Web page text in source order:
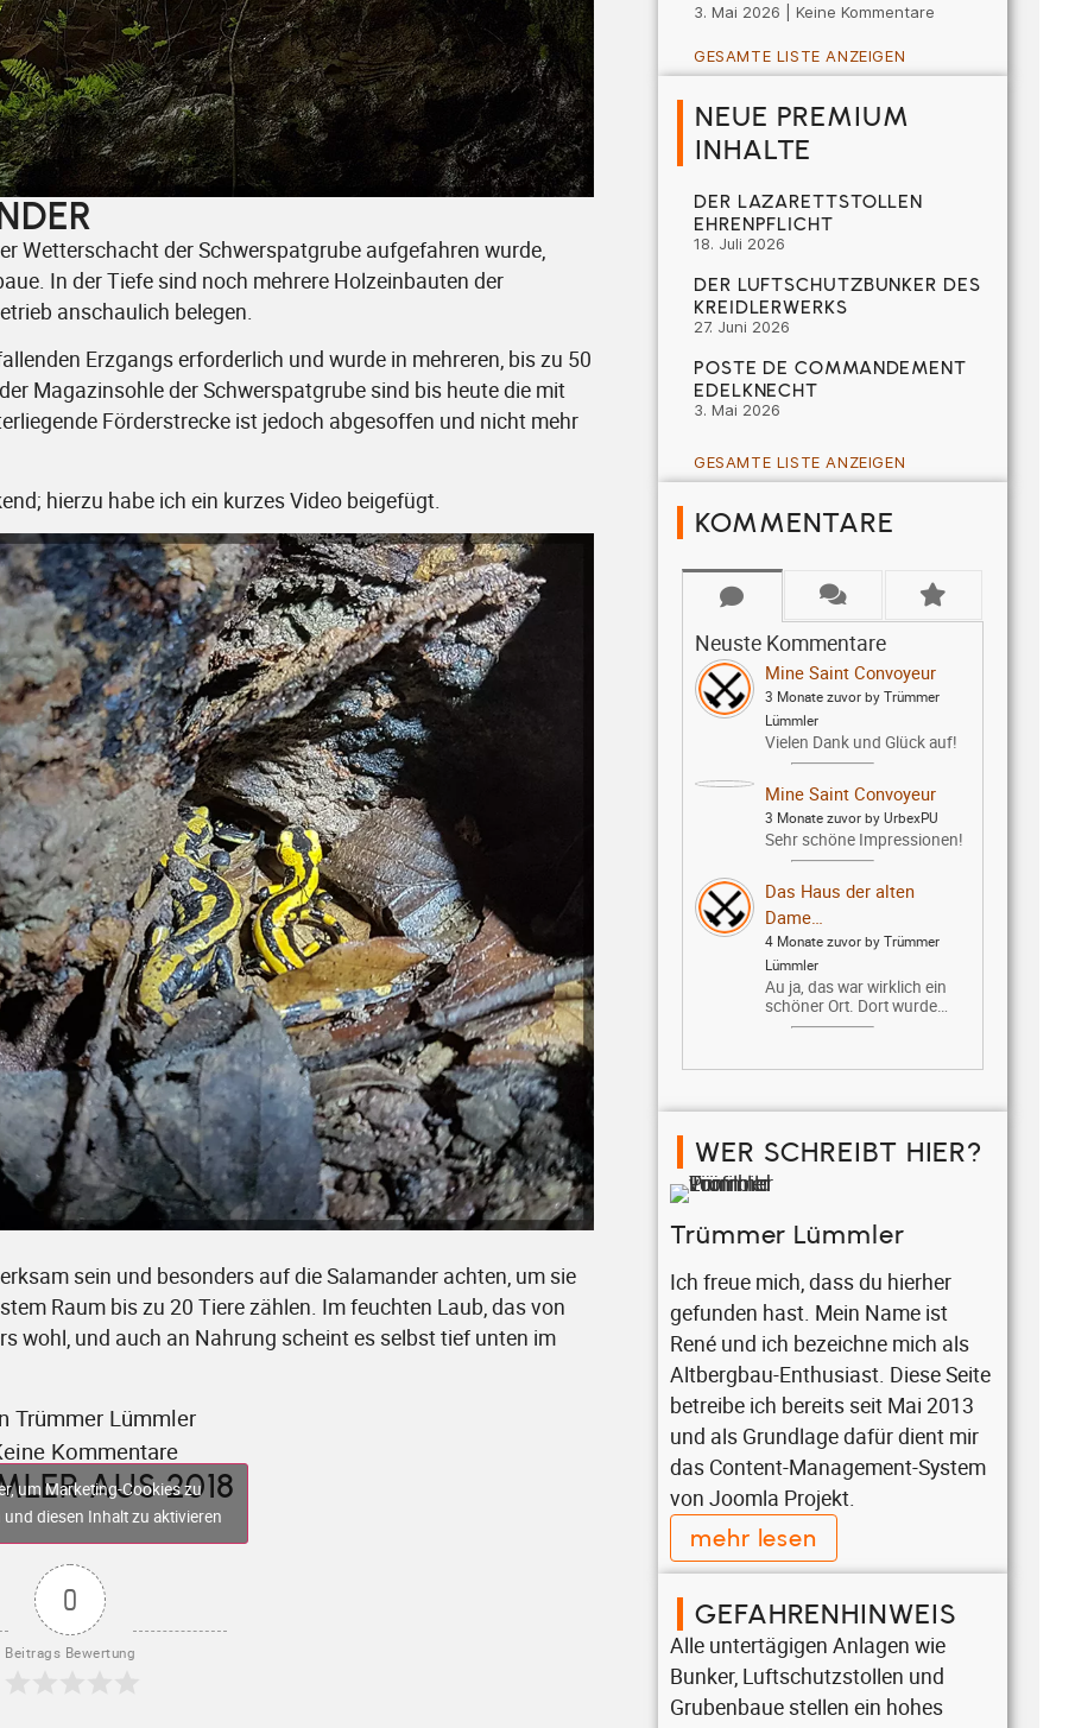
Wetterschacht der Schwerspatgrube aufgefahren wurde,
In der Tiefe sind noch mehrere Holzeinbauten der
anschaulich belegen.
Erzgangs erforderlich und wurde in mehreren, bis zu 50
Magazinsohle der Schwerspatgrube sind bis heute die mit
Förderstrecke ist jedoch abgesoffen und nicht mehr
hierzu habe ich ein kurzes Video beigefügt.
sein und besonders auf die Salamander achten, um sie
Raum bis zu 20 Tiere zählen. Im feuchten Laub, das von
wohl, und auch an Nahrung scheint es selbst tief unten im
Trümmer Lümmler
Kommentare
AUS 2018
um Marketing-Cookies zu
diesen Inhalt zu aktivieren
0
Beitrags Bewertung
3. Mai 2026 Keine Kommentare
GESAMTE LISTE ANZEIGEN
NEUE PREMIUM
INHALTE
DER LAZARETTSTOLLEN
EHRENPFLICHT
18. Juli 2026
DER LUFTSCHUTZBUNKER DES
KREIDLERWERKS
27. Juni 2026
POSTE DE COMMANDEMENT
EDELKNECHT
3. Mai 2026
GESAMTE LISTE ANZEIGEN
KOMMENTARE
Neuste Kommentare
Mine Saint Convoyeur
3 Monate zuvor by Trümmer
Lümmler
Vielen Dank und Glück auf!
Mine Saint Convoyeur
3 Monate zuvor by UrbexPU
Sehr schöne Impressionen!
Das Haus der alten
Dame…
4 Monate zuvor by Trümmer
Lümmler
Au ja, das war wirklich ein
schöner Ort. Dort wurde…
WER SCHREIBT HIER?
Trümmer Lümmler
Ich freue mich, dass du hierher
gefunden hast. Mein Name ist
René und ich bezeichne mich als
Altbergbau-Enthusiast. Diese Seite
betreibe ich bereits seit Mai 2013
und als Grundlage dafür dient mir
das Content-Management-System
von Joomla Projekt.
mehr lesen
GEFAHRENHINWEIS
Alle untertägigen Anlagen wie
Bunker, Luftschutzstollen und
Grubenbaue stellen ein hohes